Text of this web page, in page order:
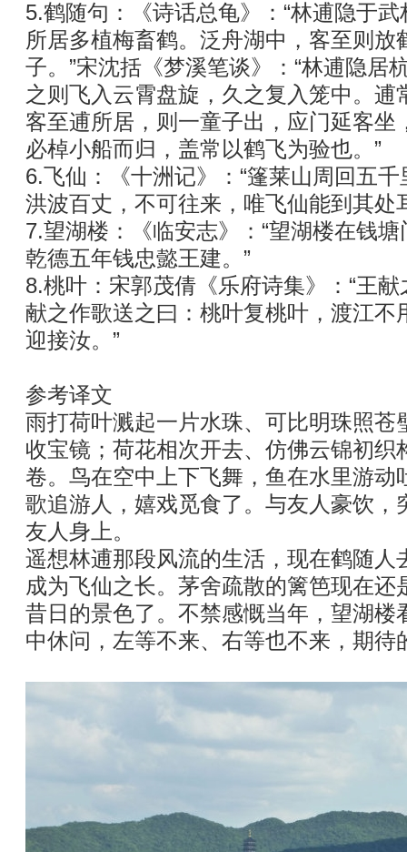
5.鹤随句：《诗话总龟》：“林逋隐于
所居多植梅畜鹤。泛舟湖中，客至则放
子。”宋沈括《梦溪笔谈》：“林逋隐居
之则飞入云霄盘旋，久之复入笼中。逋
客至逋所居，则一童子出，应门延客坐
必棹小船而归，盖常以鹤飞为验也。”
6.飞仙：《十洲记》：“篷莱山周回五
洪波百丈，不可往来，唯飞仙能到其处
7.望湖楼：《临安志》：“望湖楼在钱
乾德五年钱忠懿王建。”
8.桃叶：宋郭茂倩《乐府诗集》：“王
献之作歌送之曰：桃叶复桃叶，渡江不
迎接汝。”
参考译文
雨打荷叶溅起一片水珠、可比明珠照苍
收宝镜；荷花相次开去、仿佛云锦初织
卷。鸟在空中上下飞舞，鱼在水里游动
歌追游人，嬉戏觅食了。与友人豪饮，
友人身上。
遥想林逋那段风流的生活，现在鹤随人
成为飞仙之长。茅舍疏散的篱笆现在还
昔日的景色了。不禁感慨当年，望湖楼
中休问，左等不来、右等也不来，期待